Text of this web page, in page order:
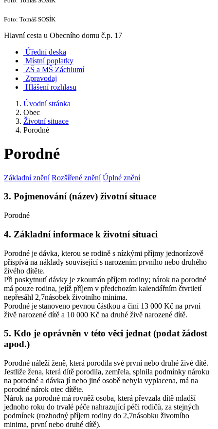
Foto: Tomáš SOSÍK
Hlavní cesta u Obecního domu č.p. 17
Úřední deska
Místní poplatky
ZŠ a MŠ Záchlumí
Zpravodaj
Hlášení rozhlasu
Úvodní stránka
Obec
Životní situace
Porodné
Porodné
Základní znění Rozšířené znění Úplné znění
3. Pojmenování (název) životní situace
Porodné
4. Základní informace k životní situaci
Porodné je dávka, kterou se rodině s nízkými příjmy jednorázově
přispívá na náklady související s narozením prvního nebo druhého
živého dítěte.
Při poskytnutí dávky je zkoumán příjem rodiny; nárok na porodné
má pouze rodina, jejíž příjem v předchozím kalendářním čtvrtletí
nepřesáhl 2,7násobek životního minima.
Porodné je stanoveno pevnou částkou a činí 13 000 Kč na první
živě narozené dítě a 10 000 Kč na druhé živě narozené dítě.
5. Kdo je oprávněn v této věci jednat (podat žádost
apod.)
Porodné náleží ženě, která porodila své první nebo druhé živé dítě.
Jestliže žena, která dítě porodila, zemřela, splnila podmínky nároku
na porodné a dávka jí nebo jiné osobě nebyla vyplacena, má na
porodné nárok otec dítěte.
Nárok na porodné má rovněž osoba, která převzala dítě mladší
jednoho roku do trvalé péče nahrazující péči rodičů, za stejných
podmínek (rozhodný příjem rodiny do 2,7násobku životního
minima, první nebo druhé dítě).